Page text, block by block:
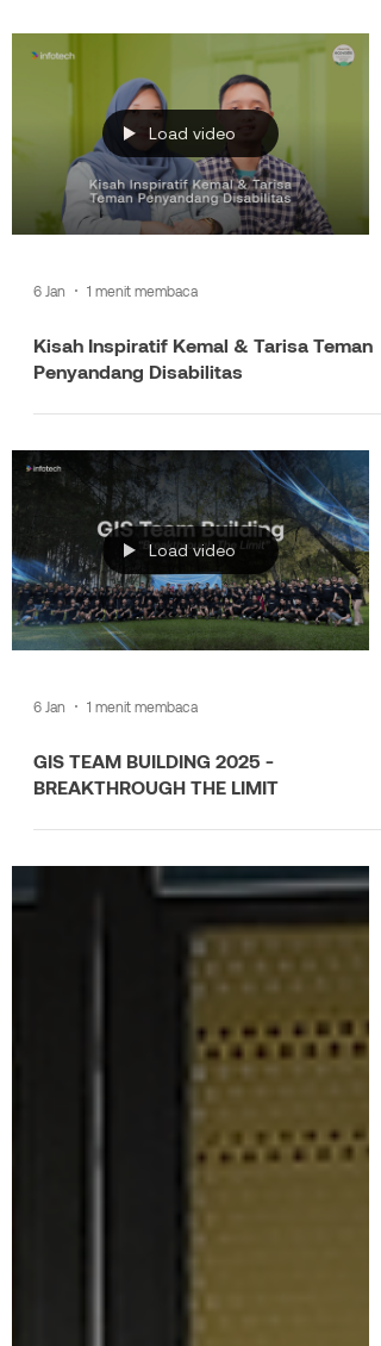
Load video
6 Jan 1 menit membaca
Kisah Inspiratif Kemal & Tarisa Teman
Penyandang Disabilitas
Load video
6 Jan 1 menit membaca
GIS TEAM BUILDING 2025 -
BREAKTHROUGH THE LIMIT